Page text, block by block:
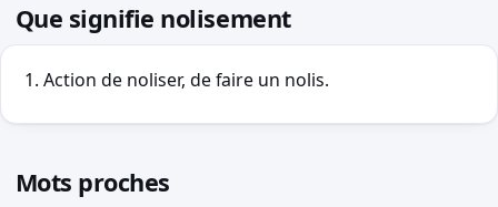
Que signifie nolisement
Action de noliser, de faire un nolis.
Mots proches